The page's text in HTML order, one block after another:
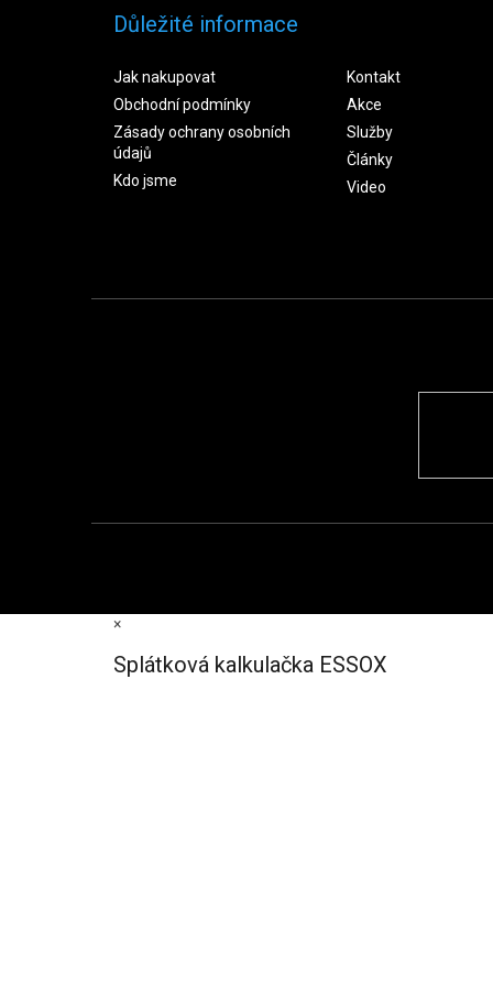
Důležité informace
Jak nakupovat
Obchodní podmínky
Zásady ochrany osobních
údajů
Kdo jsme
Kontakt
Akce
Služby
Články
Video
×
Splátková kalkulačka ESSOX